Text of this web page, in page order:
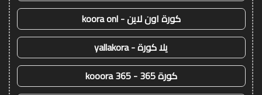
كورة اون لاين - koora onl
يلا كورة - yallakora
كورة 365 - kooora 365